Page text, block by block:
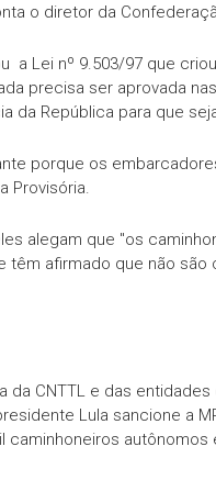
o diretor da
a Lei nº 9.503/97 que
precisa ser aprovada
da República para que
porque os
Provisória.
alegam que "os
afirmado que não
CNTTL e das
Lula sancione a
autônomos